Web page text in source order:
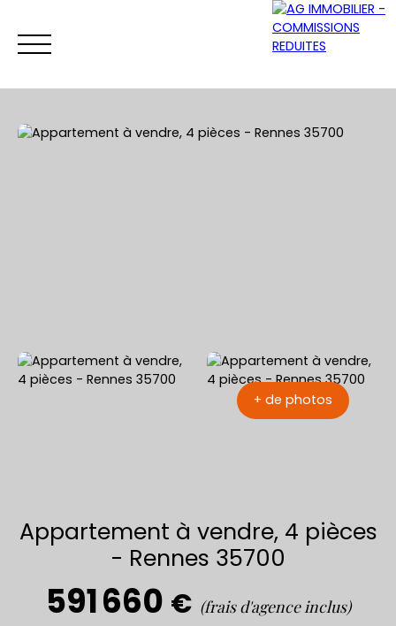
+ de photos
Appartement à vendre, 4 pièces
- Rennes 35700
591 660 € (frais d'agence inclus)